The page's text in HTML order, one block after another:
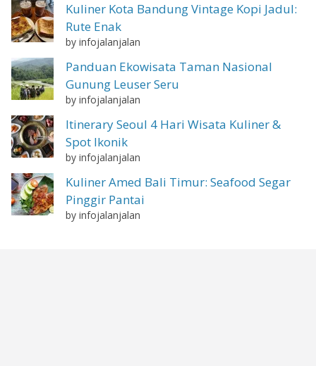
Kuliner Kota Bandung Vintage Kopi Jadul:
Rute Enak
by infojalanjalan
Panduan Ekowisata Taman Nasional
Gunung Leuser Seru
by infojalanjalan
Itinerary Seoul 4 Hari Wisata Kuliner &
Spot Ikonik
by infojalanjalan
Kuliner Amed Bali Timur: Seafood Segar
Pinggir Pantai
by infojalanjalan